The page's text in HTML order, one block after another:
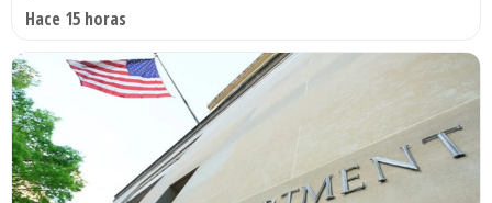
Hace 15 horas